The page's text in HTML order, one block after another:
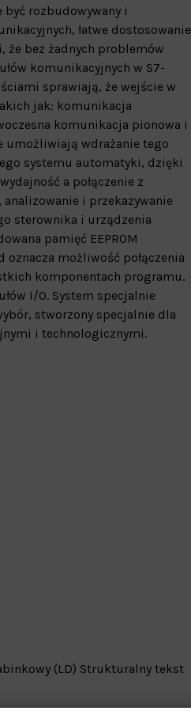
rozbudowywany i
łatwe dostosowanie
bez żadnych problemów
komunikacyjnych w S7-
sprawiają, że wejście w
jak: komunikacja
komunikacja pionowa i
umożliwiają wdrażanie tego
systemu automatyki, dzięki
a połączenie z
i przekazywanie
sterownika i urządzenia
pamięć EEPROM
oznacza możliwość połączenia
komponentach programu.
I/O. System specjalnie
stworzony specjalnie dla
i technologicznymi.
(LD) Strukturalny tekst